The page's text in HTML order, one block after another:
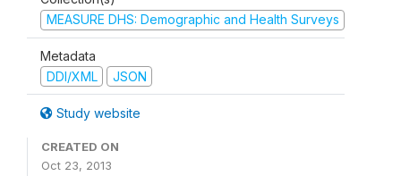
MEASURE DHS: Demographic and Health Surveys
Metadata
DDI/XML
JSON
Study website
CREATED ON
Oct 23, 2013